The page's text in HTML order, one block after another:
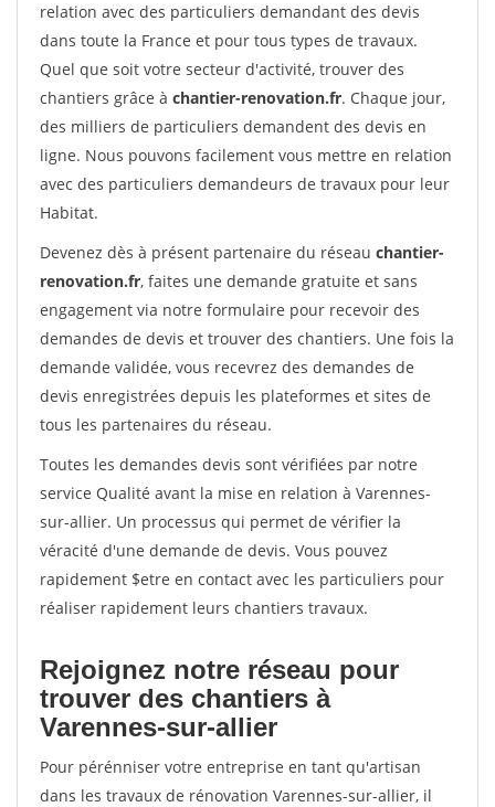
relation avec des particuliers demandant des devis
dans toute la France et pour tous types de travaux.
Quel que soit votre secteur d'activité, trouver des
chantiers grâce à chantier-renovation.fr. Chaque jour,
des milliers de particuliers demandent des devis en
ligne. Nous pouvons facilement vous mettre en relation
avec des particuliers demandeurs de travaux pour leur
Habitat.
Devenez dès à présent partenaire du réseau chantier-
renovation.fr, faites une demande gratuite et sans
engagement via notre formulaire pour recevoir des
demandes de devis et trouver des chantiers. Une fois la
demande validée, vous recevrez des demandes de
devis enregistrées depuis les plateformes et sites de
tous les partenaires du réseau.
Toutes les demandes devis sont vérifiées par notre
service Qualité avant la mise en relation à Varennes-
sur-allier. Un processus qui permet de vérifier la
véracité d'une demande de devis. Vous pouvez
rapidement $etre en contact avec les particuliers pour
réaliser rapidement leurs chantiers travaux.
Rejoignez notre réseau pour
trouver des chantiers à
Varennes-sur-allier
Pour pérénniser votre entreprise en tant qu'artisan
dans les travaux de rénovation Varennes-sur-allier, il